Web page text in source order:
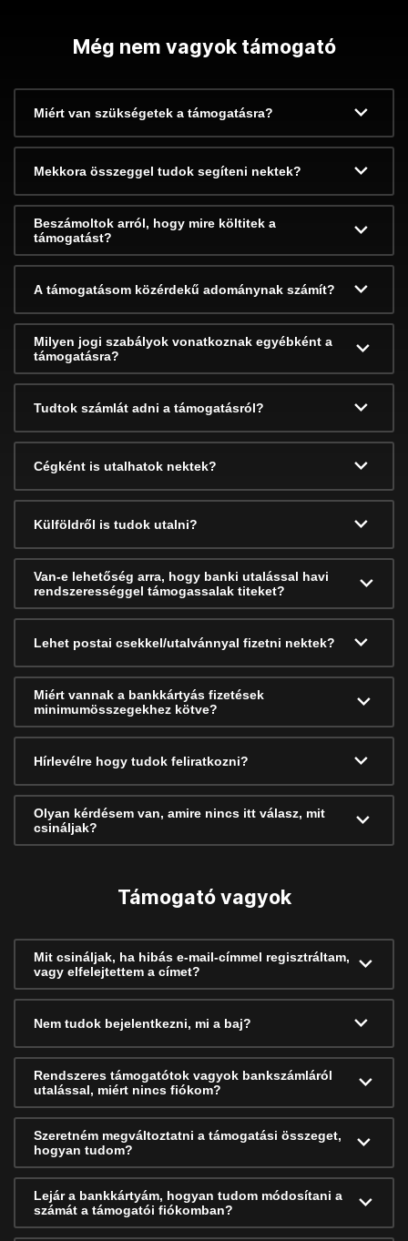
Még nem vagyok támogató
Miért van szükségetek a támogatásra?
Mekkora összeggel tudok segíteni nektek?
Beszámoltok arról, hogy mire költitek a
támogatást?
A támogatásom közérdekű adománynak számít?
Milyen jogi szabályok vonatkoznak egyébként a
támogatásra?
Tudtok számlát adni a támogatásról?
Cégként is utalhatok nektek?
Külföldről is tudok utalni?
Van-e lehetőség arra, hogy banki utalással havi
rendszerességgel támogassalak titeket?
Lehet postai csekkel/utalvánnyal fizetni nektek?
Miért vannak a bankkártyás fizetések
minimumösszegekhez kötve?
Hírlevélre hogy tudok feliratkozni?
Olyan kérdésem van, amire nincs itt válasz, mit
csináljak?
Támogató vagyok
Mit csináljak, ha hibás e-mail-címmel regisztráltam,
vagy elfelejtettem a címet?
Nem tudok bejelentkezni, mi a baj?
Rendszeres támogatótok vagyok bankszámláról
utalással, miért nincs fiókom?
Szeretném megváltoztatni a támogatási összeget,
hogyan tudom?
Lejár a bankkártyám, hogyan tudom módosítani a
számát a támogatói fiókomban?